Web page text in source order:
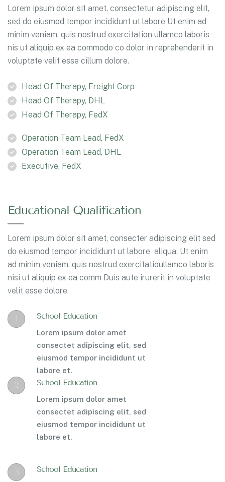
Lorem ipsum dolor sit amet, consectetur adipiscing elit,
sed do eiusmod tempor incididunt ut labore Ut enim ad
minim veniam, quis nostrud exercitation ullamco laboris
nis ut aliquip ex ea commodo co dolor in reprehenderit in
voluptate velit esse cillum dolore.
Head Of Therapy, Freight Corp
Head Of Therapy, DHL
Head Of Therapy, FedX
Operation Team Lead, FedX
Operation Team Lead, DHL
Executive, FedX
Educational Qualification
Lorem ipsum dolor sit amet, consecter adipiscing elit sed
do eiusmod tempor incididunt ut labore aliqua. Ut enim
ad minim veniam, quis nostrud exercitatioullamco laboris
nisi ut aliquip ex ea comm Duis aute irurerit in voluptate
velit esse dolore.
School Education
Lorem ipsum dolor amet
consectet adipiscing elit, sed
eiusmod tempor incididunt ut
labore et.
School Education
Lorem ipsum dolor amet
consectet adipiscing elit, sed
eiusmod tempor incididunt ut
labore et.
School Education